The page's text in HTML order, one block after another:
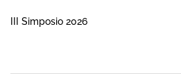
III Simposio 2026